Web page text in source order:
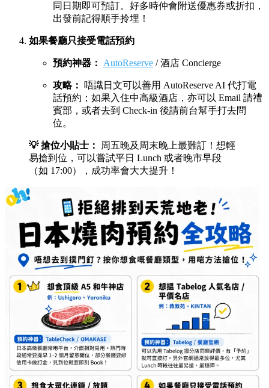
同日期即可預訂。好多時仲會附送優惠券或折扣，
出發前記得順手拎埋！
如果餐廳只接受電話預約
預約神器： AutoReserve / 酒店 Concierge
攻略：
唔識日文可以善用 AutoReserve AI 代打電
話預約；如果入住中高級酒店，亦可以 Email 請禮
賓部，或者去到 Check-in 後請前台幫手打去問
位。
💡 搶位小貼士：
周五晚及周末晚上最難訂！想輕
易搶到位，可以嘗試平日 Lunch 或者晚市早段
（如 17:00），成功率會大大提升！